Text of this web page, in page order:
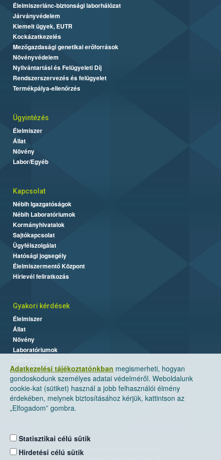
Adatkezelési tájékoztatónkban megismerheti, hogyan
gondoskodunk személyes adatai védelméről. Weboldalunk
cookie-kat (sütiket) használ a jobb felhasználói élmény
érdekében, melynek biztosításához kérjük, kattintson az
„Elfogadom” gombra.
Statisztikai célú sütik
Hirdetési célú sütik
Élelmiszerlánc-biztonsági laborhálózat
Járványvédelem
Kiemelt ügyek, EUTR
Kockázatkezelés
Mezőgazdasági genetikai erőforrások
Növényvédelem
Nyilvántartási és Felügyeleti Díj
Rendszerszervezés és felügyelet
Termékpálya-ellenőrzés
Ügyintézés
Élelmiszer
Állat
Növény
Labor/Egyéb
Kapcsolat
Nébih Igazgatóságok
Nébih Laboratóriumok
Kormányhivatalok
Sajtókapcsolat
Ügyfélszolgálat
Hatósági jogsegély
Élelmiszermentő Központ
Hírlevél feliratkozás
Gyakori kérdések
Élelmiszer
Állat
Növény
Laboratóriumok
Nemzeti Élelmiszerlánc-biztonsági Hivatal